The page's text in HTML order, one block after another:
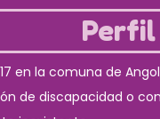
Perfil
en la comuna de
de discapacidad o